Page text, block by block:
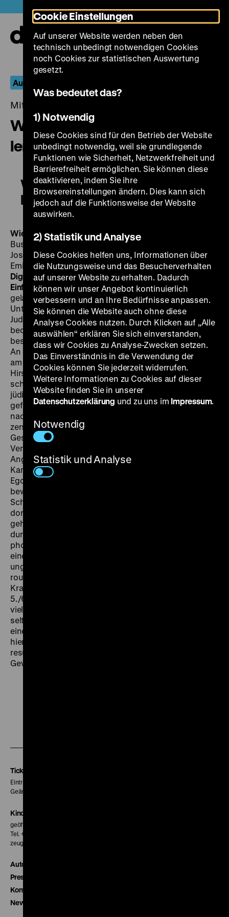
zum
Seiteninhalt
springen
Aus dem Fernseharchiv
Mittwoch, 31. Oktober 2018, 19.00 - 00.00 Uhr
Wie ein Hirschberger Dänisch
lernte
Wie ein Hirschberger Dänisch
lernte
Wie ein Hirschberger Dänisch lernte
Busch, B: Dieter Meichsner, K: Frank A. Banuscher, D:
Josef Schaper, Ruth Hellberg, Günther Wille, Ilse Bally,
Emil Hass Christensen, Ebba With, Povl Wöldike, 95’·
Digital SD DI 23.10. um 20 Uhr + MI 31.10. um 20 Uhr ·
Einführung: Jan GympelVor 75 Jahren, im Oktober 1943,
gelang es dem dänischen Widerstand, mit breiter
Unterstützung durch die Bevölkerung, fast alle als
Juden verfolgte und akut von der Deportation
bedrohte Menschen aus dem von Nazi-Deutschland
besetzten Königreich nach Schweden zu schmuggeln.
An diese leider einzigartige Tat erinnert dieser Spielfilm
am Beispiel eines älteren Anwalts, geboren in
Hirschberg im damals deutschen Schlesien und wie
schon seine Eltern evangelischen Glaubens: Seiner
jüdischen Vorfahren wegen 1939 nach Dänemark
geflohen, wo bereits sein Sohn lebte, droht er dort –
nachdem sich die erhoffte Weiterreise in die USA
zerschlagen hat – vom NS-Terror eingeholt zu werden.
Geschildert wird dies ganz aus der Sicht des
Verfolgten, in den Rückblenden auf Momente der
Angst und Demütigung in Deutschland übernimmt die
Kamera sogar seinen Blick. Das Ende des noch von
Egon Monk produzierten Films war 1968 eine
bewusste Spitze: Nach dem Krieg kehrt der einst aus
Schlesien Vertriebene in seine Heimat zurück. Nämlich
dorthin, wo man ihn gut behandelt und ihm selbstlos
geholfen hat: nach Dänemark. Die Kritiken waren
durchweg positiv: „Eine schrecklich wahre Geschichte,
photographiert und erzählt in der poetischen Prosa
eines Kunstmärchens. Und eben darum gültig,
ungeschminkter als die pseudoreale Antikunst
routinierter Dokumentarspielerei.“, schrieb Karl Heinz
Kramberg in der
5./6.10.1968.
vielem anderen: „Endlich die Regie Rolf Buschs: sehr
selten nur erkannte man in einer anderen Produktion
eine so sichere und klar durchdachte Konzeption wie
hier.“ Und der West-Berliner
resümierte: „Ein Abend – hoffentlich – der
Gewissensnot für viele.“ (gym)
Tickets
Eintritt 5 €
Geänderte Preise sind im Programm vermerkt.
Kinokasse
geöffnet 30 Minuten vor Beginn der ersten Vorstellung
Tel. + 49 30 20304-770
zeughauskino@dhm.de
Autor*innen
Presse
Kontakt
Newsletter
Cookie Einstellungen
Auf unserer Website werden neben den
technisch unbedingt notwendigen Cookies
noch Cookies zur statistischen Auswertung
gesetzt.
Was bedeutet das?
1) Notwendig
Diese Cookies sind für den Betrieb der Website
unbedingt notwendig, weil sie grundlegende
Funktionen wie Sicherheit, Netzwerkfreiheit und
Barrierefreiheit ermöglichen. Sie können diese
deaktivieren, indem Sie ihre
Browsereinstellungen ändern. Dies kann sich
jedoch auf die Funktionsweise der Website
auswirken.
2) Statistik und Analyse
Diese Cookies helfen uns, Informationen über
die Nutzungsweise und das Besucherverhalten
auf unserer Website zu erhalten. Dadurch
können wir unser Angebot kontinuierlich
verbessern und an Ihre Bedürfnisse anpassen.
Sie können die Website auch ohne diese
Analyse Cookies nutzen. Durch Klicken auf „Alle
auswählen“ erklären Sie sich einverstanden,
dass wir Cookies zu Analyse-Zwecken setzen.
Das Einverständnis in die Verwendung der
Cookies können Sie jederzeit widerrufen.
Weitere Informationen zu Cookies auf dieser
Website finden Sie in unserer
Datenschutzerklärung und zu uns im Impressum.
Notwendig
Statistik und Analyse